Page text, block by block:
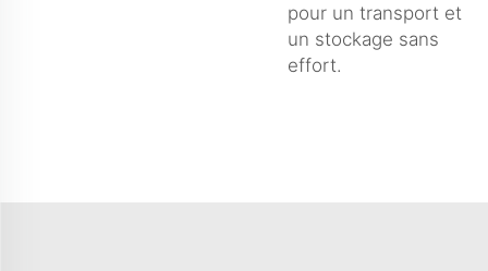
pour un transport et
un stockage sans
effort.